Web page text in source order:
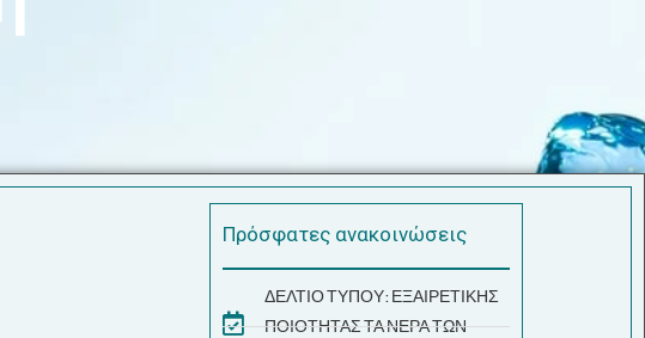
Πρόσφατες ανακοινώσεις
ΔΕΛΤΙΟ ΤΥΠΟΥ: ΕΞΑΙΡΕΤΙΚΗΣ
ΠΟΙΟΤΗΤΑΣ ΤΑ ΝΕΡΑ ΤΩΝ